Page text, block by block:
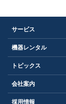
サービス
機器レンタル
トピックス
会社案内
採用情報